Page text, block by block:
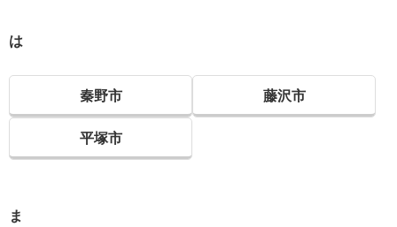
は
秦野市 藤沢市
平塚市
ま